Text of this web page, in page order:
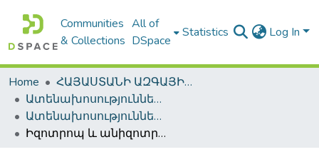
Communities
& Collections
All of
DSpace
Statistics Log In
Home
ՀԱՅԱՍՏԱՆԻ ԱԶԳԱՅԻՆ ԳՐԱԴԱՐԱՆԻ ԹՎԱՅԻՆ ՊԱՀՈՑ / DIGITAL REPOSITORY OF NLA
Ատենախոսություններ և սեղմագրեր / Theses & Abstracts
Ատենախոսություններ և սեղմագրեր / Theses & Abstracts
Իզոտրոպ և անիզոտրոպ միջավայրերում ձևավորված կառուցվածքների մեխանիկական և օպտիկական հատկությունների ուսումնասիրումը / Study of mechanical and optical properties of structures formed in isotropic and anisotropic media